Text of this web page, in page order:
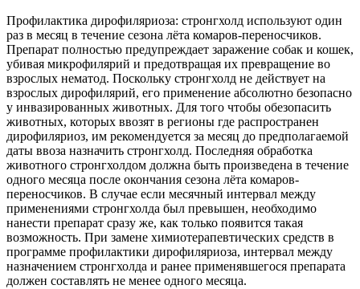
Профилактика дирофиляриоза: стронгхолд используют один
раз в месяц в течение сезона лёта комаров-переносчиков.
Препарат полностью предупреждает заражение собак и кошек,
убивая микрофилярий и предотвращая их превращение во
взрослых нематод. Поскольку стронгхолд не действует на
взрослых дирофилярий, его применение абсолютно безопасно
у инвазированных животных. Для того чтобы обезопасить
животных, которых ввозят в регионы где распространен
дирофиляриоз, им рекомендуется за месяц до предполагаемой
даты ввоза назначить стронгхолд. Последняя обработка
животного стронгхолдом должна быть произведена в течение
одного месяца после окончания сезона лёта комаров-
переносчиков. В случае если месячный интервал между
применениями стронгхолда был превышен, необходимо
нанести препарат сразу же, как только появится такая
возможность. При замене химиотерапевтических средств в
программе профилактики дирофиляриоза, интервал между
назначением стронгхолда и ранее применявшегося препарата
должен составлять не менее одного месяца.